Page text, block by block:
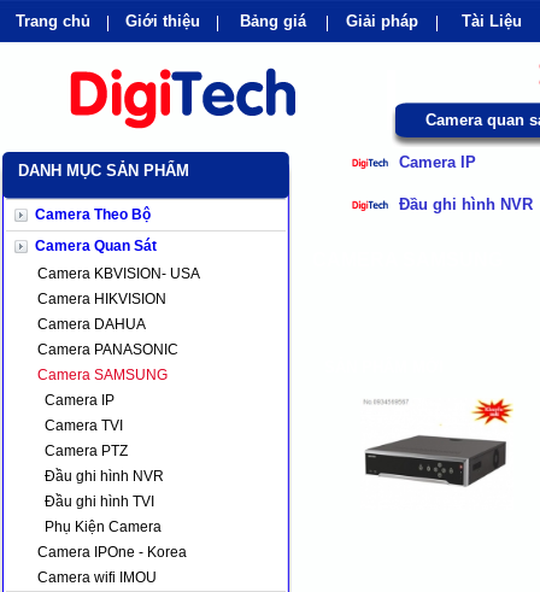
Trang chủ Giới thiệu Bảng giá Giải pháp Tài Liệu
products
Camera quan
DANH MỤC SẢN PHẨM
Camera Theo Bộ
Camera Quan Sát
Camera KBVISION- USA
Camera HIKVISION
Camera DAHUA
Camera PANASONIC
Camera SAMSUNG
Camera IP
Camera TVI
Camera PTZ
Đầu ghi hình NVR
Đầu ghi hình TVI
Phụ Kiện Camera
Camera IPOne - Korea
Camera wifi IMOU
Camera IP
Đầu ghi hình NVR